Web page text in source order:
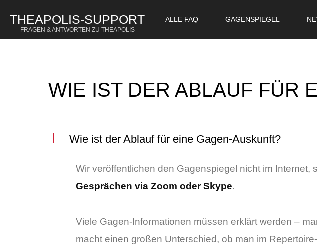
WIE IST DER ABLAUF FÜR
Wie ist der Ablauf für eine Gagen-Auskunft?
Wir veröffentlichen den Gagenspiegel nicht im
Gesprächen via Zoom oder Skype.
Viele Gagen-Informationen müssen erklärt werden –
macht einen großen Unterschied, ob man im
Lost your password?
THEAPOLIS-SUPPORT
FRAGEN & ANTWORTEN ZU THEAPOLIS
ALLE FAQ GAGENSPIEGEL